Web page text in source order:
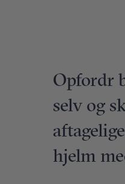
Opfordr
selv og
hjelm